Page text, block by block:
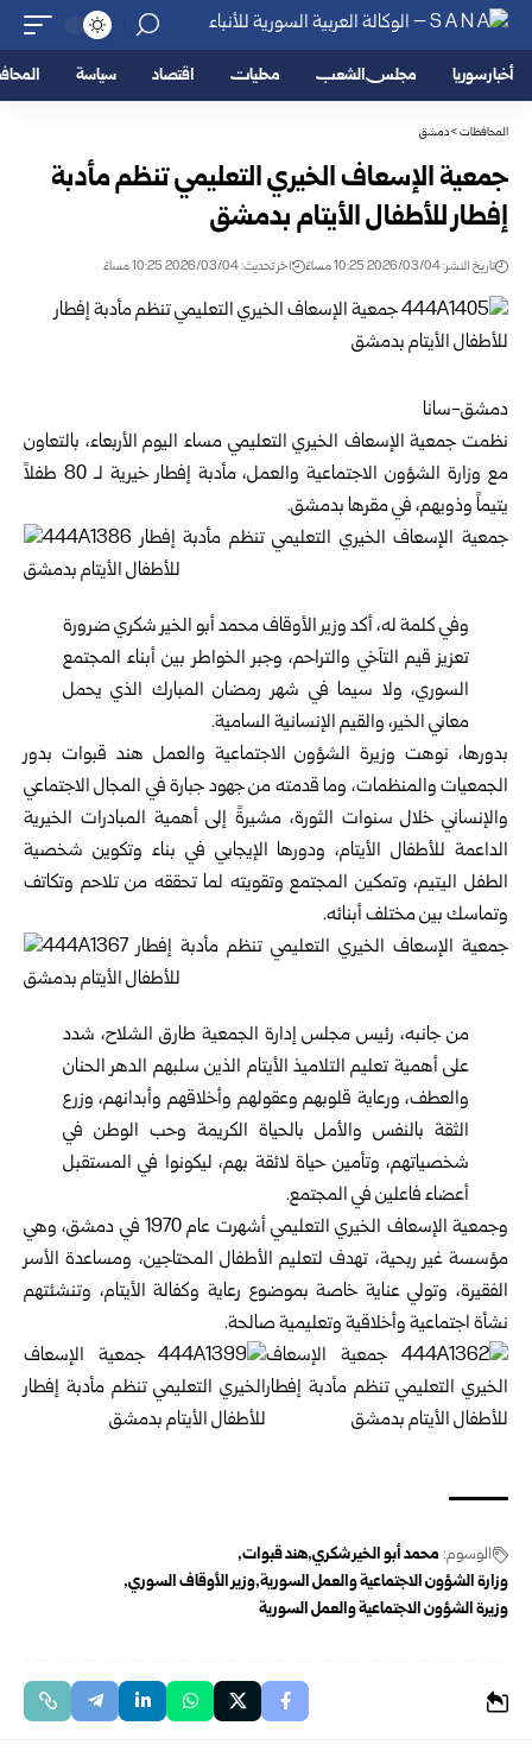
أخبار سوريا مجلس الشعب محليات اقتصاد سياسة
المحافظات>دمشق
جمعية الإسعاف الخيري التعليمي تنظم مأدبة
إفطار للأطفال الأيتام بدمشق
تاريخ النشر: 2026/03/04 10:25 مساءً اخر تحديث: 2026/03/04 10:25 مساءً
دمشق-سانا
نظمت جمعية الإسعاف الخيري التعليمي مساء اليوم الأربعاء، بالتعاون
مع وزارة الشؤون الاجتماعية والعمل
، ‏مأدبة إفطار خيرية لـ 80 طفلاً
يتيماً وذويهم، في مقرها بدمشق.
وفي كلمة له، أكدوزير الأوقافمحمد أبو الخير شكري ضرورة
تعزيز قيم التآخي والتراحم، وجبر الخواطر بين أبناء المجتمع
السوري، ولا سيما في شهر رمضان المبارك الذي يحمل
معاني الخير، والقيم الإنسانية السامية.
بدورها، نوهتوزيرة الشؤون الاجتماعية والعمل هند قبوات بدور
الجمعيات والمنظمات، وما قدمته من جهود جبارة في المجال الاجتماعي
والإنساني خلال سنوات الثورة، مشيرةً إلى أهمية المبادرات الخيرية
الداعمة للأطفال الأيتام، ودورها الإيجابي في بناء وتكوين شخصية
الطفل اليتيم، وتمكين المجتمع وتقويته لما تحققه من تلاحم وتكاتف
وتماسك بين مختلف أبنائه.
من جانبه، رئيس مجلس إدارة الجمعية طارق الشلاح، شدد
على أهمية تعليم التلاميذ الأيتام الذين سلبهم الدهر الحنان
والعطف، ورعاية قلوبهم وعقولهم وأخلاقهم وأبدانهم، وزرع
الثقة بالنفس والأمل بالحياة الكريمة وحب الوطن في
شخصياتهم، وتأمين حياة لائقة بهم، ليكونوا في المستقبل
أعضاء فاعلين في المجتمع.
وجمعية الإسعاف الخيري التعليمي أشهرت عام 1970 في دمشق، وهي
مؤسسة غير ربحية، تهدف لتعليم الأطفال المحتاجين، ومساعدة الأسر
الفقيرة، وتولي عناية خاصة بموضوع رعاية وكفالة الأيتام، وتنشئتهم
نشأة اجتماعية وأخلاقية وتعليمية صالحة.
الوسوم: محمد أبو الخير شكري هند قبوات
وزارة الشؤون الاجتماعية والعمل السورية وزير الأوقاف السوري
وزيرة الشؤون الاجتماعية والعمل السورية